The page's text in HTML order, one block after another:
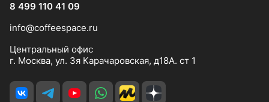
8 499 110 41 09
info@coffeespace.ru
Центральный офис
г. Москва, ул. 3я Карачаровская, д18А. ст 1